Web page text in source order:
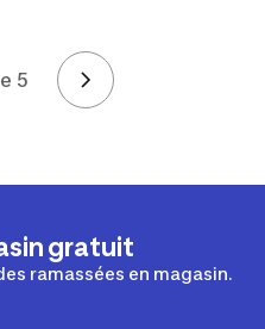
5 2 de 5
gratuit
ramassées en magasin.